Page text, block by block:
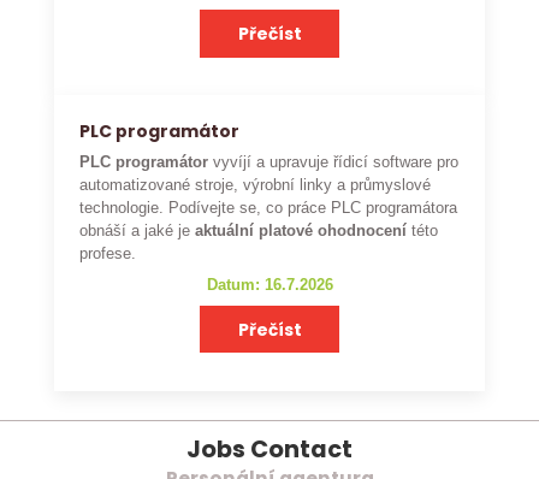
Přečíst
PLC programátor
PLC programátor vyvíjí a upravuje řídicí software pro
automatizované stroje, výrobní linky a průmyslové
technologie. Podívejte se, co práce PLC programátora
obnáší a jaké je aktuální platové ohodnocení této
profese.
Datum: 16.7.2026
Přečíst
Jobs Contact